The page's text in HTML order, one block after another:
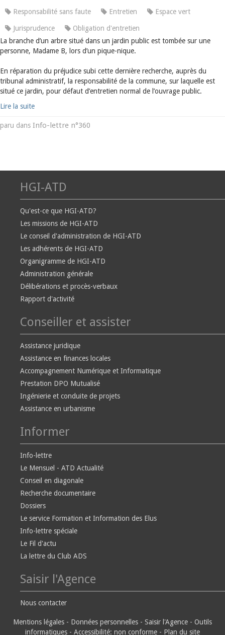
Responsabilité sans faute Entretien Espace vert
Jurisprudence
Obligation d'entretien
La branche d’un arbre situé dans un jardin public est tombée sur une
personne, Madame B, lors d’un pique-nique.
En réparation du préjudice subi cette dernière recherche, auprès du
tribunal administratif, la responsabilité de la commune, sur laquelle est
situé ce jardin, pour défaut d’entretien normal de l’ouvrage public.
Lire la suite
paru dans Info-lettre n°360
HGI-ATD
Qu'est-ce que HGI-ATD?
Les missions de HGI-ATD
Le conseil d'administration de HGI-ATD
Les adhérents de HGI-ATD
Organigramme de HGI-ATD
Administration générale
Délibérations et procès-verbaux
Rapport d'activité
Conseiller et assister
Assistance juridique
Assistance en finances locales
Accompagnement Numérique et Informatique
Prestation DPO Mutualisé
Ingénierie et conduite de projets
Assistance en urbanisme
Informer
Info-lettre
Le Mensuel - ATD Actualité
Conseil en diagonale
Recherche documentaire
Dossiers
Le service Formation et Information des Elus
Info-lettre spéciale
Le Fil d'actu
La lettre du Club ADS
Saisir l'Agence
Nous contacter
Mentions légales - Données personnelles - Saisir l'Agence - Outils
informatiques - Accessibilité: non conforme - Plan du site